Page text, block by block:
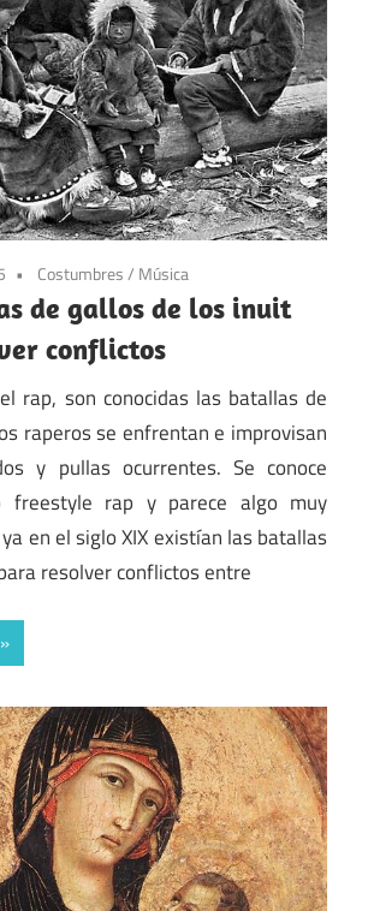
Costumbres/ Música
de gallos de los inuit
conflictos
rap, son conocidas las batallas de
raperos se enfrentan e improvisan
y pullas ocurrentes. Se conoce
freestyle rap y parece algo muy
en el siglo XIX existían las batallas
resolver conflictos entre